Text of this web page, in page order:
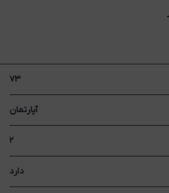
۷۳
آپارتمان
۲
دارد